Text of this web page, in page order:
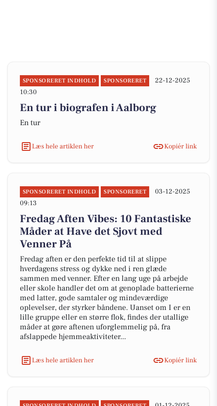
SPONSORERET INDHOLD SPONSORERET
22-12-2025
10:30
En tur i biografen i Aalborg
En tur
Læs hele artiklen her Kopiér link
SPONSORERET INDHOLD SPONSORERET
03-12-2025
09:13
Fredag Aften Vibes: 10 Fantastiske
Måder at Have det Sjovt med
Venner På
Fredag aften er den perfekte tid til at slippe
hverdagens stress og dykke ned i ren glæde
sammen med venner. Efter en lang uge på arbejde
eller skole handler det om at genoplade batterierne
med latter, gode samtaler og mindeværdige
oplevelser, der styrker båndene. Uanset om I er en
lille gruppe eller en større flok, findes der utallige
måder at gøre aftenen uforglemmelig på, fra
afslappede hjemmeaktiviteter...
Læs hele artiklen her Kopiér link